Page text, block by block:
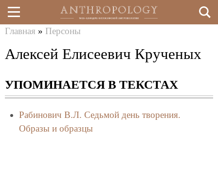
Перейти
к
содержанию
здесь
Главная » Персоны
Алексей Елисеевич Крученых
УПОМИНАЕТСЯ В ТЕКСТАХ
Рабинович В.Л. Cедьмой день творения.
Образы и образцы